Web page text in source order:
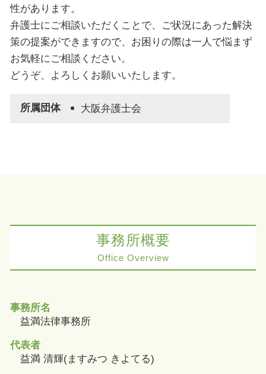
性があります。
弁護士にご相談いただくことで、ご状況にあった解決
策の提案ができますので、お困りの際は一人で悩まず
お気軽にご相談ください。
どうぞ、よろしくお願いいたします。
所属団体 大阪弁護士会
事務所概要
Office Overview
事務所名
益満法律事務所
代表者
益満 清輝(ますみつ きよてる)